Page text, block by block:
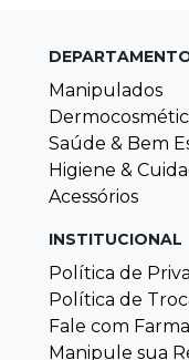
Manipulados
Saúde & Bem
Higiene &
Acessórios
INSTITUCIONAL
Política de
Política de
Fale com
Manipule sua